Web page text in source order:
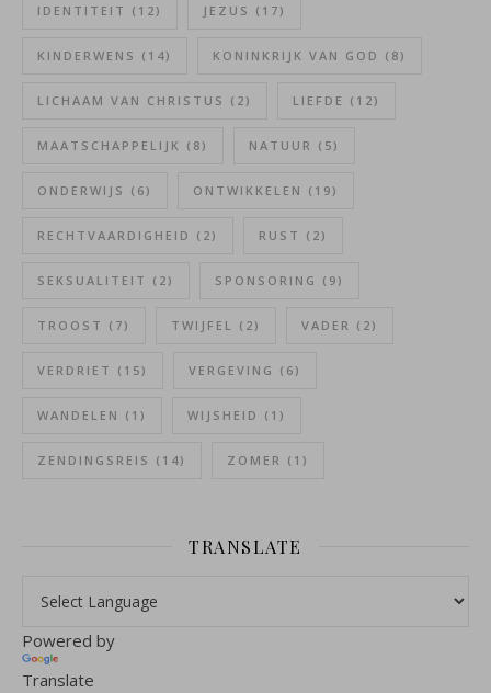
IDENTITEIT (12) JEZUS (17)
KINDERWENS (14) KONINKRIJK VAN GOD (8)
LICHAAM VAN CHRISTUS (2) LIEFDE (12)
MAATSCHAPPELIJK (8) NATUUR (5)
ONDERWIJS (6) ONTWIKKELEN (19)
RECHTVAARDIGHEID (2) RUST (2)
SEKSUALITEIT (2) SPONSORING (9)
TROOST (7) TWIJFEL (2) VADER (2)
VERDRIET (15) VERGEVING (6)
WANDELEN (1) WIJSHEID (1)
ZENDINGSREIS (14) ZOMER (1)
TRANSLATE
Powered by
Translate